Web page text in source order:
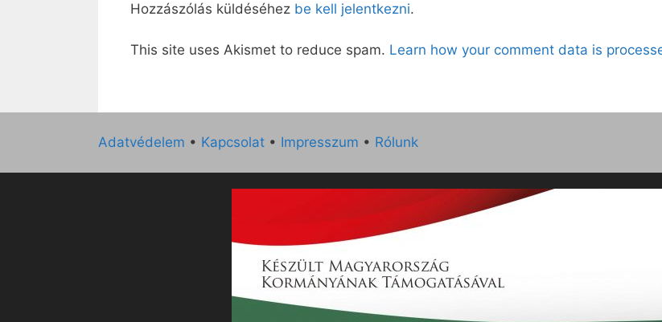
Hozzászólás küldéséhez be kell jelentkezni.
This site uses Akismet to reduce spam. Learn how your comment data is
Adatvédelem • Kapcsolat • Impresszum • Rólunk